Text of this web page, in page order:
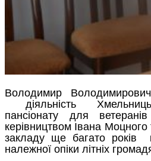
Володимир
діяльність
пансіонату для
керівництвом Івана
закладу ще багато років
належної опіки літніх